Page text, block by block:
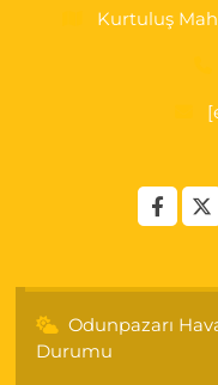
Kurtuluş
Odunpazarı
Durumu